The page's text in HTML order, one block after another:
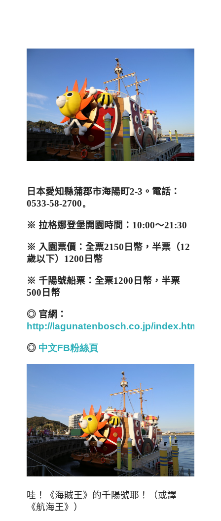
日本愛知縣蒲郡市海陽町2-3 。 電話：
0533-58-2700。
※ 拉格娜登堡開園時間： 10:00～21:30
※ 入園票價：全票2150 日幣，半票（12
歲以下） 1200 日幣
※ 千陽號船票：全票1200 日幣，半票
500 日幣
◎ 官網：
http://lagunatenbosch.co.jp/index.html
◎ 中文FB粉絲頁
哇！《海賊王》的千陽號耶！（或譯
《航海王》）